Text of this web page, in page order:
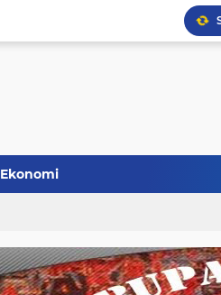
Ekonomi